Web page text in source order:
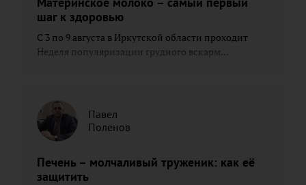
шаг к здоровью
С 3 по 9 августа в Иркутской области проходит
Неделя популяризации грудного вскарм...
Павел
Поленов
Печень – молчаливый труженик: как её
защитить